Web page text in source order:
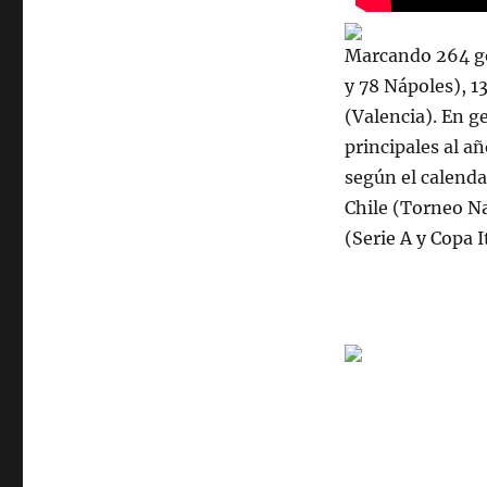
Marcando 264
y 78 Nápoles),
(Valencia). En
principales al
según el
Chile (Torneo
(Serie A y Copa